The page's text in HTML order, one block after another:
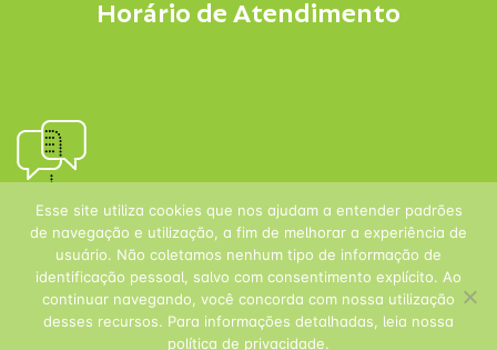
Horário de Atendimento
Esse site utiliza cookies que nos ajudam a entender padrões
de navegação e utilização, a fim de melhorar a experiência de
usuário. Não coletamos nenhum tipo de informação de
identificação pessoal, salvo com consentimento explícito. Ao
continuar navegando, você concorda com nossa utilização
desses recursos. Para informações detalhadas, leia nossa
política de privacidade.